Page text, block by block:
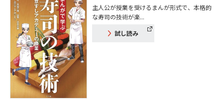
主人公が授業を受けるまんが形式で、本格的
な寿司の技術が楽...
試し読み